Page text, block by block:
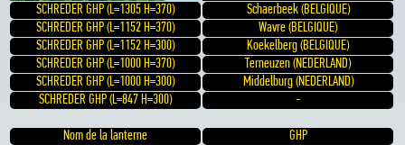
SCHREDER GHP (L=1305 H=370)
Schaerbeek (BELGIQUE)
SCHREDER GHP (L=1152 H=370)
Wavre (BELGIQUE)
SCHREDER GHP (L=1152 H=300)
Koekelberg (BELGIQUE)
SCHREDER GHP (L=1000 H=370)
Terneuzen (NEDERLAND)
SCHREDER GHP (L=1000 H=300)
Middelburg (NEDERLAND)
SCHREDER GHP (L=847 H=300)
-
Nom de la lanterne
GHP